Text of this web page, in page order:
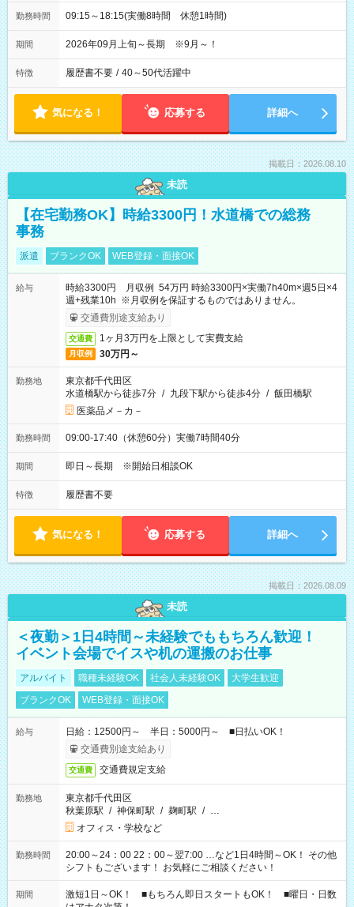
勤務時間 09:15～18:15(実働8時間 休憩1時間)
期間 2026年09月上旬～長期 ※9月～！
特徴 履歴書不要 / 40～50代活躍中
気になる！ 応募する 詳細へ
掲載日：2026.08.10
未読
【在宅勤務OK】時給3300円！水道橋での総務
事務
派遣 ブランクOK WEB登録・面接OK
給与
時給3300円 月収例 54万円 時給3300円×実働7h40m×週5日×4
週+残業10h ※月収例を保証するものではありません。
交通費別途支給あり
交通費 1ヶ月3万円を上限として実費支給
月収例 30万円～
勤務地
東京都千代田区
水道橋駅から徒歩7分 / 九段下駅から徒歩4分 / 飯田橋駅
医薬品メ－カ－
勤務時間 09:00-17:40（休憩60分）実働7時間40分
期間 即日～長期 ※開始日相談OK
特徴 履歴書不要
気になる！ 応募する 詳細へ
掲載日：2026.08.09
未読
＜夜勤＞1日4時間～未経験でももちろん歓迎！
イベント会場でイスや机の運搬のお仕事
アルバイト 職種未経験OK 社会人未経験OK
大学生歓迎
ブランクOK
WEB登録・面接OK
給与
日給：12500円～ 半日：5000円～ ■日払いOK！
交通費別途支給あり
交通費 交通費規定支給
勤務地
東京都千代田区
秋葉原駅 / 神保町駅 / 麹町駅 / …
オフィス・学校など
勤務時間
20:00～24：00 22：00～翌7:00 …など1日4時間～OK！ その他
シフトもございます！ お気軽にご相談ください！
期間
激短1日～OK！ ■もちろん即日スタートもOK！ ■曜日・日数